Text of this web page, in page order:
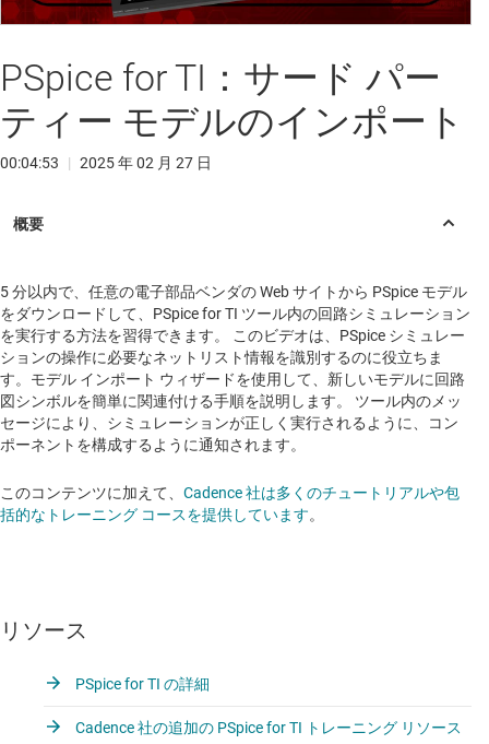
Video
PSpice for TI：サード パー
ティー モデルのインポート
00:04:53 | 2025 年 02 月 27 日
5 分以内で、任意の電子部品ベンダの Web サイトから PSpice モデル
をダウンロードして、PSpice for TI ツール内の回路シミュレーション
を実行する方法を習得できます。 このビデオは、PSpice シミュレー
ションの操作に必要なネットリスト情報を識別するのに役立ちま
す。モデル インポート ウィザードを使用して、新しいモデルに回路
図シンボルを簡単に関連付ける手順を説明します。 ツール内のメッ
セージにより、シミュレーションが正しく実行されるように、コン
ポーネントを構成するように通知されます。
このコンテンツに加えて、 Cadence 社は多くのチュートリアルや包
括的なトレーニング コースを提供しています。
リソース
PSpice for TI の詳細
Cadence 社の追加の PSpice for TI トレーニング リソース